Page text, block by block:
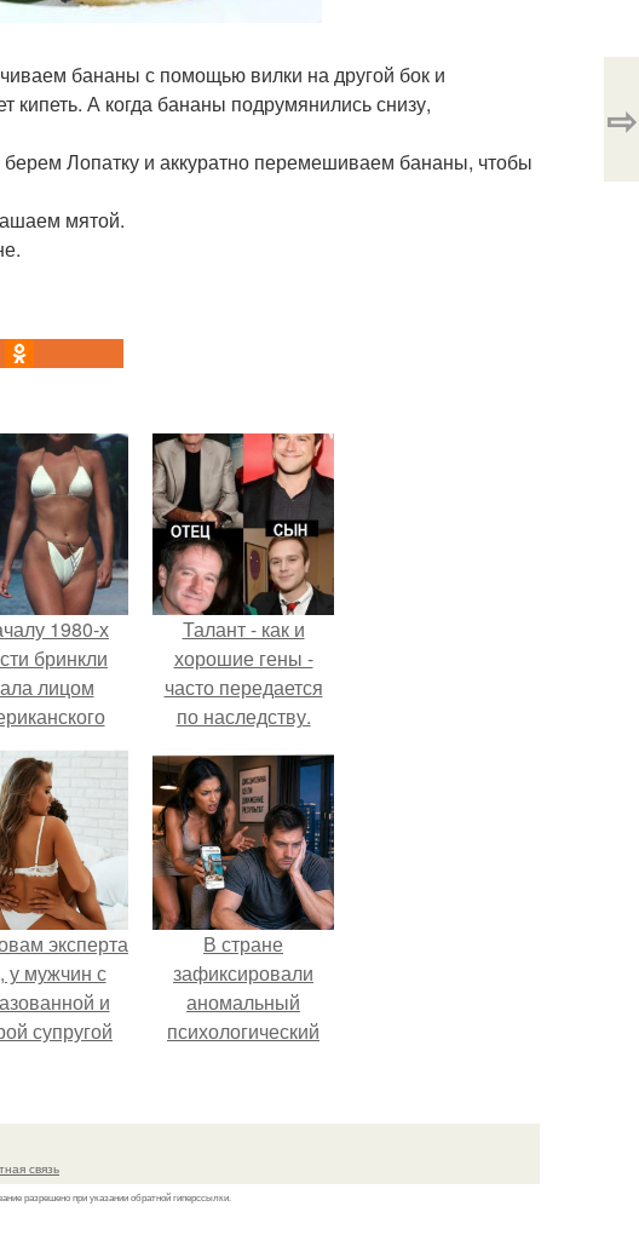
бананы с помощью вилки на другой бок и
А когда бананы подрумянились снизу,
Лопатку и аккуратно перемешиваем бананы, чтобы
мятой.
⇨
1980-х
бринкли
лицом
и
главным
Талант - как и
хорошие гены -
часто передается
по наследству.
эксперта
у мужчин с
и
супругой
якобы на
В стране
зафиксировали
аномальный
психологический
жесткая депрессия
раньше.
связь
разрешено при указании обратной гиперссылки.